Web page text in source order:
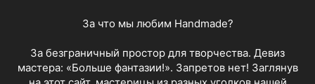
За что мы любим Handmade?
За безграничный простор для творчества. Девиз
мастера: «Больше фантазии!». Запретов нет! Заглянув